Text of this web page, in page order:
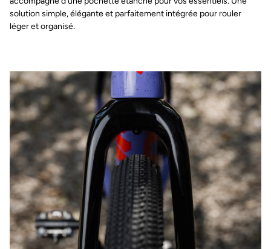
solution simple, élégante et parfaitement intégrée pour rouler
léger et organisé.